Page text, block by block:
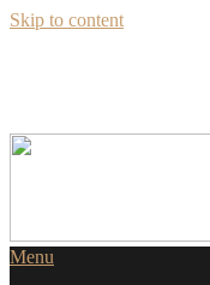
Skip to content
Menu